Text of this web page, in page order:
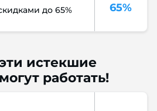
65%
до 65%
истекшие
работать!